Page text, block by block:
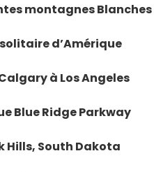
montagnes Blanches
d’Amérique
à Los Angeles
Blue Ridge Parkway
Hills, South Dakota